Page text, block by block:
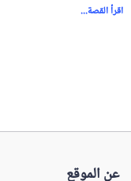
اقرأ القصة...
عن الموقع